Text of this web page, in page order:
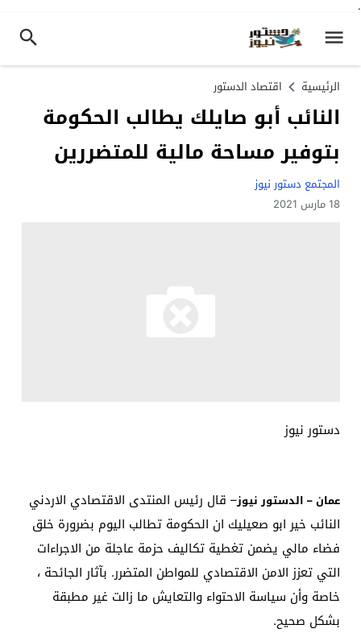
.
الرئيسية اقتصاد الدستور
النائب أبو صايلك يطالب الحكومة
بتوفير مساحة مالية للمتضررين
المجتمع دستور نيوز
18 مارس 2021
دستور نيوز
عمان – الدستور نيوز– قال رئيس المنتدى الاقتصادي الاردني
النائب خير ابو صعيليك ان الحكومة تطالب اليوم بضرورة خلق
فضاء مالي يضمن تغطية تكاليف حزمة عاجلة من الاجراءات
التي تعزز الامن الاقتصادي للمواطن المتضرر. بآثار الجائحة ،
خاصة وأن سياسة الاحتواء والتعايش ما زالت غير مطبقة
بشكل صحيح.